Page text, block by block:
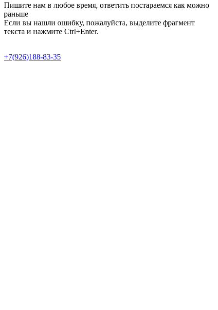
Пишите нам в любое время, ответить постараемся как можно
раньше
Если вы нашли ошибку, пожалуйста, выделите фрагмент
текста и нажмите Ctrl+Enter.
+7(926)188-83-35